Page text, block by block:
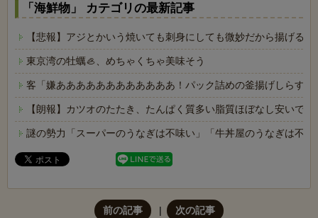
「海鮮物」 カテゴリの最新記事
【悲報】アジとかいう焼いても刺身にしても微妙だから揚げる
東京湾の牡蠣🦪、めちゃくちゃ美味そう
客「嫌ああああああああああああ！パック詰めの釜揚げしらす
【朗報】カツオのたたき、たんぱく質多い脂質ほぼなし安いで
謎の勢力「スーパーのうなぎは不味い」「牛丼屋のうなぎは不味
前の記事 次の記事